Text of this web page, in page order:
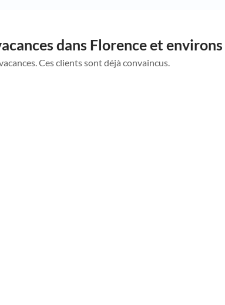
dans Florence et environs
Ces clients sont déjà convaincus.